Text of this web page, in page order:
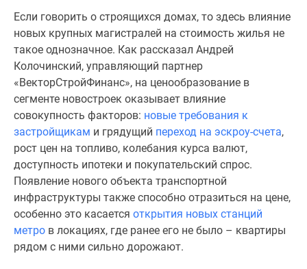
Если говорить о строящихся домах, то здесь влияние
новых крупных магистралей на стоимость жилья не
такое однозначное. Как рассказал Андрей
Колочинский, управляющий партнер
«ВекторСтройФинанс», на ценообразование в
сегменте новостроек оказывает влияние
совокупность факторов: новые требования к
застройщикам и грядущий переход на эскроу-счета,
рост цен на топливо, колебания курса валют,
доступность ипотеки и покупательский спрос.
Появление нового объекта транспортной
инфраструктуры также способно отразиться на цене,
особенно это касается открытия новых станций
метро в локациях, где ранее его не было – квартиры
рядом с ними сильно дорожают.